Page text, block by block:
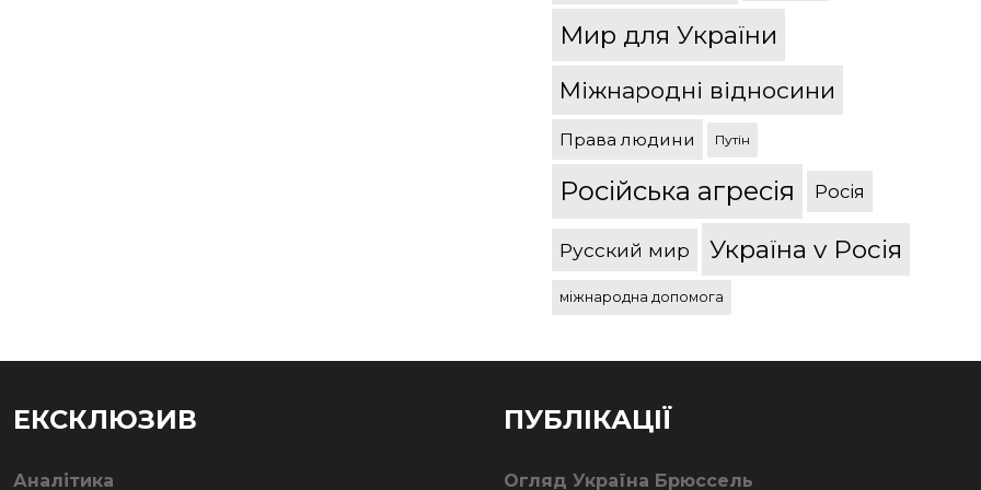
Мир для України
Міжнародні відносини
Права людини Путін
Російська агресія Росія
Русский мир Україна v Росія
міжнародна допомога
ЕКСКЛЮЗИВ
Аналітика
ПУБЛІКАЦІЇ
Огляд Україна Брюссель